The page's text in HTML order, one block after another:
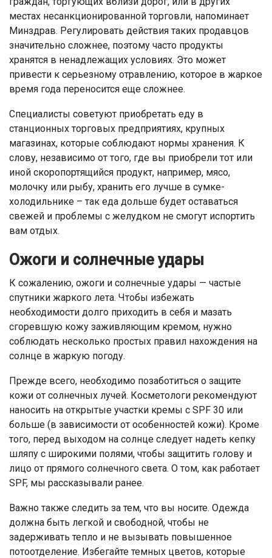
местах несанкционированной торговли, напоминает
Минздрав. Регулировать действия таких продавцов
значительно сложнее, поэтому часто продукты
хранятся в ненадлежащих условиях. Это может
привести к серьезному отравлению, которое в жаркое
время года переносится еще сложнее.
Специалисты советуют приобретать еду в
станционных торговых предприятиях, крупных
магазинах, которые соблюдают нормы хранения. К
слову, независимо от того, где вы приобрели тот или
иной скоропортящийся продукт, например, мясо,
молочку или рыбу, хранить его лучше в сумке-
холодильнике – так еда дольше будет оставаться
свежей и проблемы с желудком не смогут испортить
вам отдых.
Ожоги и солнечные удары
К сожалению, ожоги и солнечные удары — частые
спутники жаркого лета. Чтобы избежать
необходимости долго приходить в себя и мазать
сгоревшую кожу заживляющим кремом, нужно
соблюдать несколько простых правил нахождения на
солнце в жаркую погоду.
Прежде всего, необходимо позаботиться о защите
кожи от солнечных лучей. Косметологи рекомендуют
наносить на открытые участки кремы с SPF 30 или
больше (в зависимости от особенностей кожи). Кроме
того, перед выходом на солнце следует надеть кепку
шляпу с широкими полями, чтобы защитить голову и
лицо от прямого солнечного света. О том, как работает
SPF, мы рассказывали ранее.
Важно также следить за тем, что вы носите. Одежда
должна быть легкой и свободной, чтобы не
задерживать тепло и не вызывать повышенное
потоотделение. Избегайте темных цветов, которые